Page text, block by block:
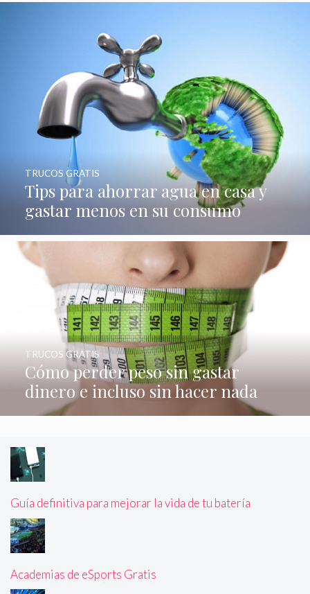
Tips para ahorrar agua en casa y
gastar menos en su consumo
TRUCOS GRATIS
Cómo perder peso sin gastar
dinero e incluso sin hacer nada
TRUCOS GRATIS
Guía definitiva para mejorar la vida de tu batería
Academias de eSports Gratis